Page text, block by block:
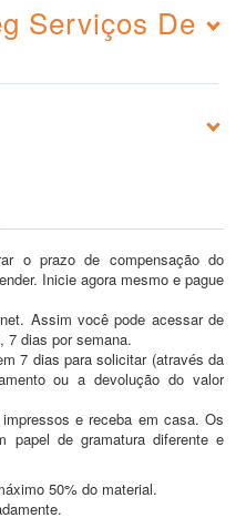
Serviços De
o prazo de compensação do
Inicie agora mesmo e pague
Assim você pode acessar de
7 dias por semana.
7 dias para solicitar (através da
ou a devolução do valor
e receba em casa. Os
papel de gramatura diferente e
50% do material.